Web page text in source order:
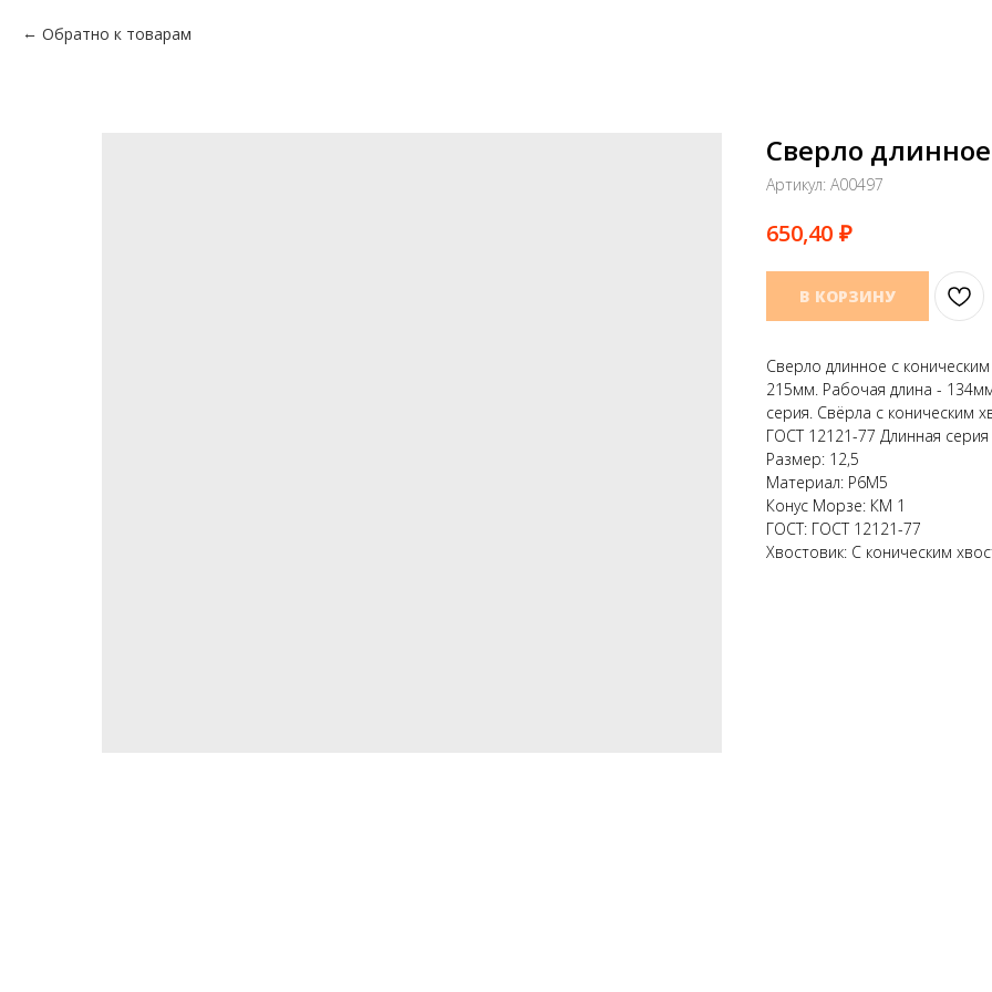
Обратно к товарам
Сверло
Артикул: A00497
650,40 ₽
В КОРЗИНУ
Сверло длинное с
215мм. Рабочая длина -
серия. Свёрла с коническим
ГОСТ 12121-77 Длинная серия
Размер: 12,5
Материал: Р6М5
Конус Морзе: КМ 1
ГОСТ: ГОСТ 12121-77
Хвостовик: С коническим